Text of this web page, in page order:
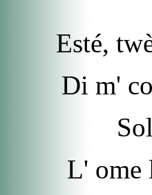
Esté,
Di m'
L' ome